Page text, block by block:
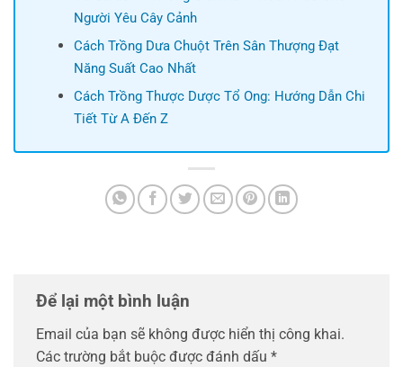
Người Yêu Cây Cảnh
Cách Trồng Dưa Chuột Trên Sân Thượng Đạt
Năng Suất Cao Nhất
Cách Trồng Thược Dược Tổ Ong: Hướng Dẫn Chi
Tiết Từ A Đến Z
Để lại một bình luận
Email của bạn sẽ không được hiển thị công khai.
Các trường bắt buộc được đánh dấu *